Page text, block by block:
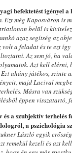
befektetést igényel
Ezt még Kaposváron is
belül is
azaz segítség az
volt a feladat és te ezt
Az sem jó, ha
Azt kell
ahány játékos, szinte
majd Lacival
Másra van
éppen
a szubjektív terhelés
a pszichológia
László egyik
remekül kezeli és azt